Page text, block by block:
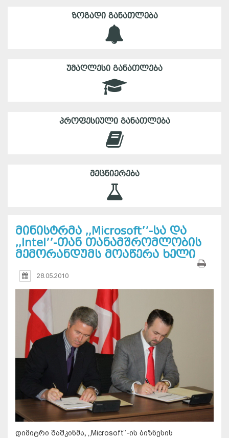
ᲖᲝᲒᲐᲓᲘ ᲒᲐᲜᲐᲗᲚᲔᲑᲐ
ᲣᲛᲐᲦᲚᲔᲡᲘ ᲒᲐᲜᲐᲗᲚᲔᲑᲐ
ᲞᲠᲝᲤᲔᲡᲘᲣᲚᲘ ᲒᲐᲜᲐᲗᲚᲔᲑᲐ
ᲛᲔᲪᲜᲘᲔᲠᲔᲑᲐ
მინისტრმა ,,Microsoft’’-სა და
,,Intel’’-თან თანამშრომლობის
მემორანდუმს მოაწერა ხელი
28.05.2010
დიმიტრი შაშკინმა, ,,Microsoft’’-ის ბიზნესის